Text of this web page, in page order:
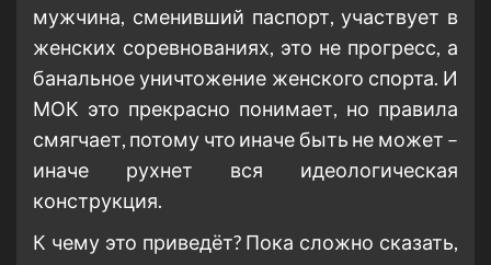
мужчина, сменивший паспорт, участвует в
женских соревнованиях, это не прогресс, а
банальное уничтожение женского спорта. И
МОК это прекрасно понимает, но правила
смягчает, потому что иначе быть не может –
иначе рухнет вся идеологическая
конструкция.
К чему это приведёт? Пока сложно сказать,